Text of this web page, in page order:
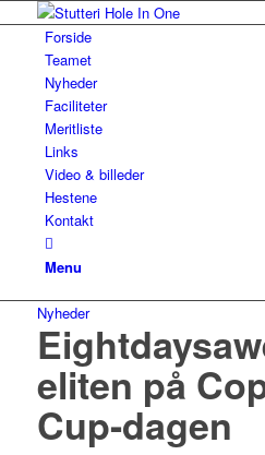
Forside
Teamet
Nyheder
Faciliteter
Meritliste
Links
Video & billeder
Hestene
Kontakt
Menu
Nyheder
eliten på
Cup-dagen